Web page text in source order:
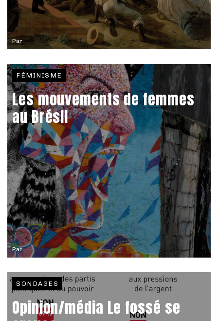
Par
Par
FÉMINISME
Les mouvements de femmes
au Brésil
SONDAGES
Opinion/média Le fossé se